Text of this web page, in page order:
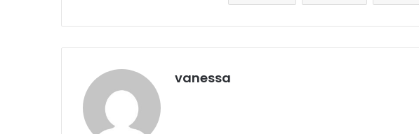
vanessa